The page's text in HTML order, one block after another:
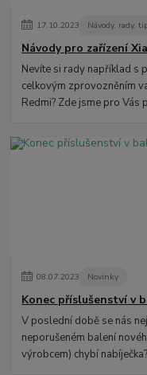
17.10.2023 Návody, rady,
Návody pro zařízení
Nevíte si rady například s
celkovým zprovozněním
Redmi? Zde jsme pro Vás
08.07.2023 Novinky
Konec příslušenství v
V poslední době se nás
neporušeném balení
výrobcem) chybí